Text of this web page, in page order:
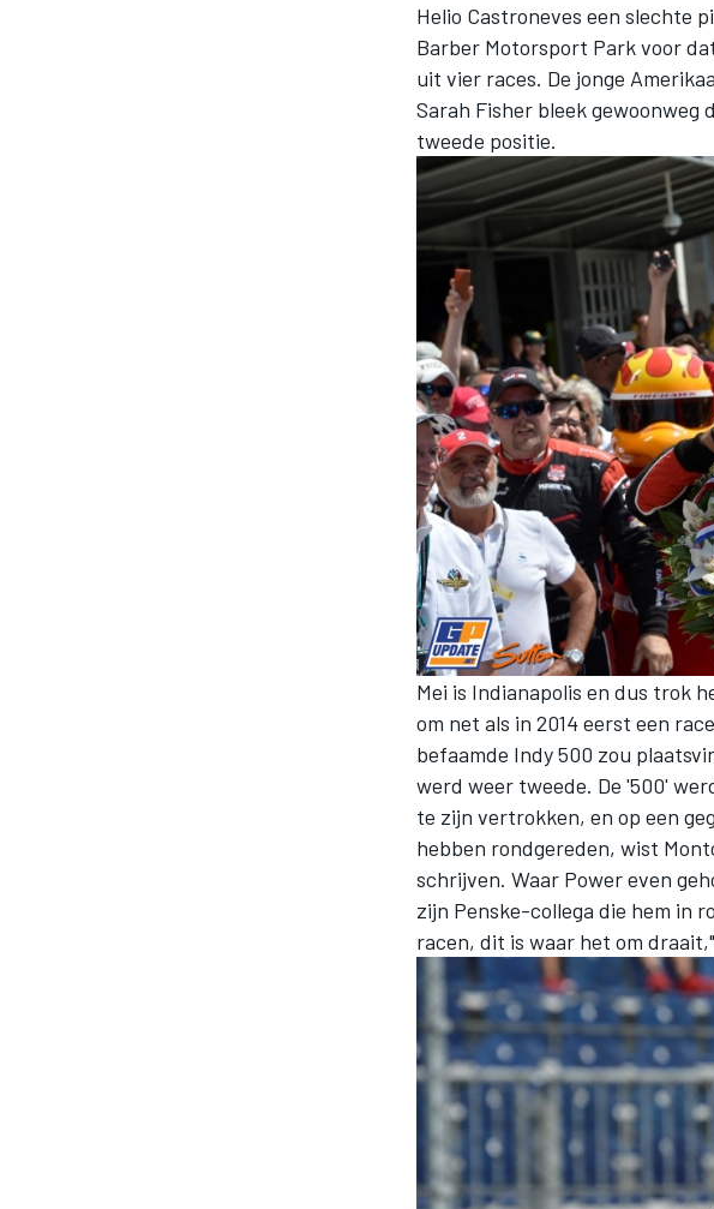
DTM
Helio Castroneves een slechte
Barber Motorsport Park voor
uit vier races. De jonge
Sarah Fisher bleek gewoonweg
tweede positie.
Mei is Indianapolis en dus trok
om net als in 2014 eerst een
befaamde Indy 500 zou
werd weer tweede. De '500'
te zijn vertrokken, en op een
hebben rondgereden, wist
schrijven. Waar Power even
zijn Penske-collega die hem in
racen, dit is waar het om